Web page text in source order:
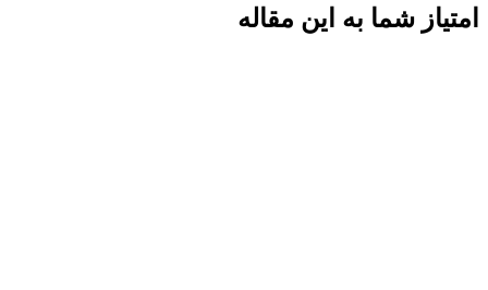
امتیاز شما به این مقاله